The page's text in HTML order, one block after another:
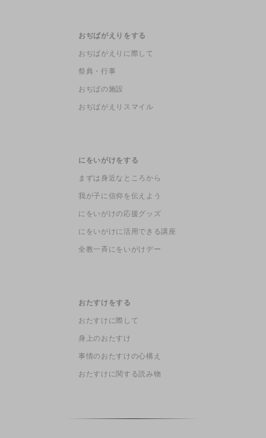
おぢばがえりをする
おぢばがえりに際して
祭典・行事
おぢばの施設
おぢばがえりスマイル
にをいがけをする
まずは身近なところから
我が子に信仰を伝えよう
にをいがけの応援グッズ
にをいがけに活用できる講座
全教一斉にをいがけデー
おたすけをする
おたすけに際して
身上のおたすけ
事情のおたすけの心構え
おたすけに関する読み物